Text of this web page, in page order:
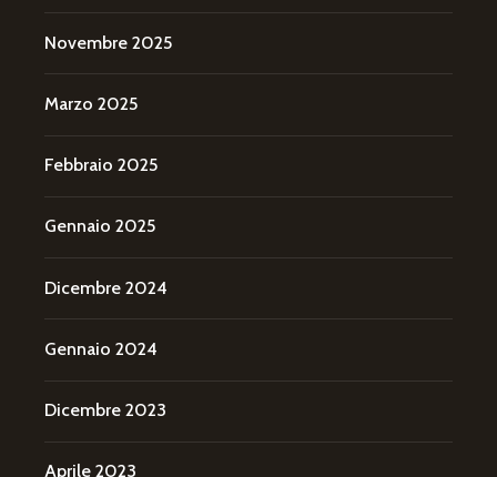
Novembre 2025
Marzo 2025
Febbraio 2025
Gennaio 2025
Dicembre 2024
Gennaio 2024
Dicembre 2023
Aprile 2023